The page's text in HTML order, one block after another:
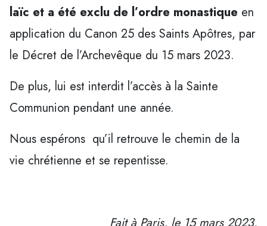
laïc et a été exclu de l’ordre monastique en
application du Canon 25 des Saints Apôtres, par
le Décret de l’Archevêque du 15 mars 2023.
De plus, lui est interdit l’accès à la Sainte
Communion pendant une année.
Nous espérons qu’il retrouve le chemin de la
vie chrétienne et se repentisse.